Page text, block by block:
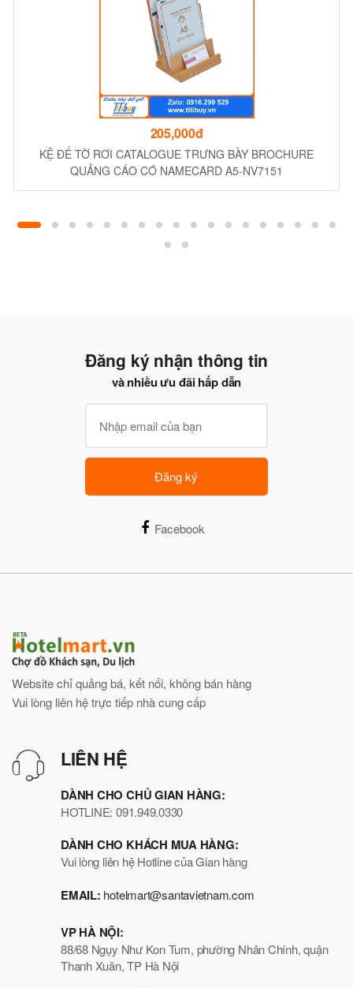
205,000đ
KỆ ĐỂ TỜ RƠI CATALOGUE TRƯNG BÀY BROCHURE
QUẢNG CÁO CÓ NAMECARD A5-NV7151
Đăng ký nhận thông tin
và nhiều ưu đãi hấp dẫn
Đăng ký
Facebook
Website chỉ quảng bá, kết nối, không bán hàng
Vui lòng liên hệ trực tiếp nhà cung cấp
LIÊN HỆ
DÀNH CHO CHỦ GIAN HÀNG:
HOTLINE: 091.949.0330
DÀNH CHO KHÁCH MUA HÀNG:
Vui lòng liên hệ Hotline của Gian hàng
EMAIL: hotelmart@santavietnam.com
VP HÀ NỘI:
88/68 Ngụy Như Kon Tum, phường Nhân Chính, quận
Thanh Xuân, TP Hà Nội